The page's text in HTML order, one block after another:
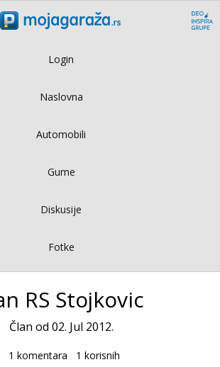
Login
Naslovna
Automobili
Gume
Diskusije
Fotke
RS Stojkovic
Član od 02. Jul 2012.
1 komentara 1 korisnih